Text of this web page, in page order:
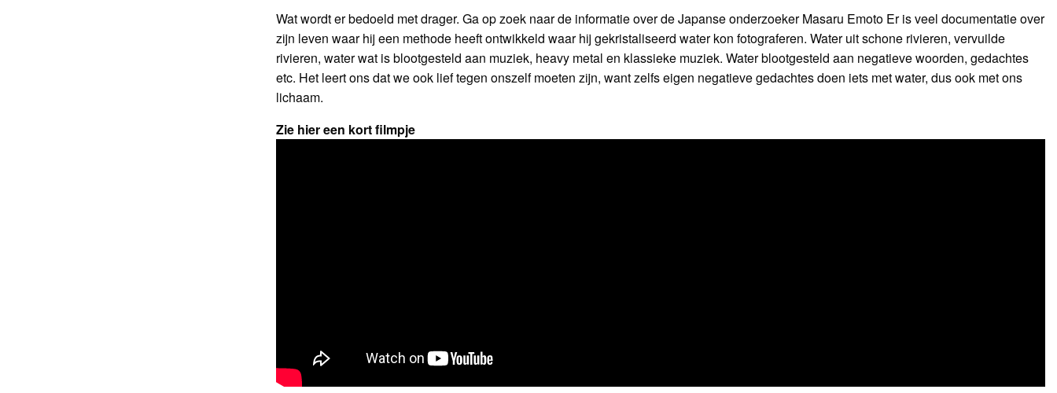
Wat wordt er bedoeld met drager. Ga op zoek naar de informatie over de Japanse onderzoeker Masaru Emoto Er is veel documentatie over
zijn leven waar hij een methode heeft ontwikkeld waar hij gekristaliseerd water kon fotograferen. Water uit schone rivieren, vervuilde
rivieren, water wat is blootgesteld aan muziek, heavy metal en klassieke muziek. Water blootgesteld aan negatieve woorden, gedachtes
etc. Het leert ons dat we ook lief tegen onszelf moeten zijn, want zelfs eigen negatieve gedachtes doen iets met water, dus ook met ons
lichaam.
Zie hier een kort filmpje